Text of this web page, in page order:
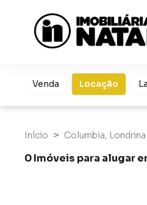
Venda Locação
Início Columbia,
0 Imóveis para alugar